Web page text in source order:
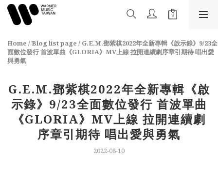
Home / Blog list page / G.E.M.鄧紫棋2022年全新專輯《啟示錄》9/23全
面數位發行 首波單曲《GLORIA》MV上線 拉開連續劇序章引期待 唱出愛
與勇氣
G.E.M.鄧紫棋2022年全新專輯《啟
示錄》9/23全面數位發行 首波單曲
《GLORIA》MV上線 拉開連續劇
序章引期待 唱出愛與勇氣
2022-08-10